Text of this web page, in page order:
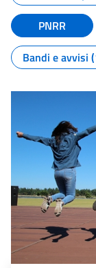
PNRR
Bandi e avvisi